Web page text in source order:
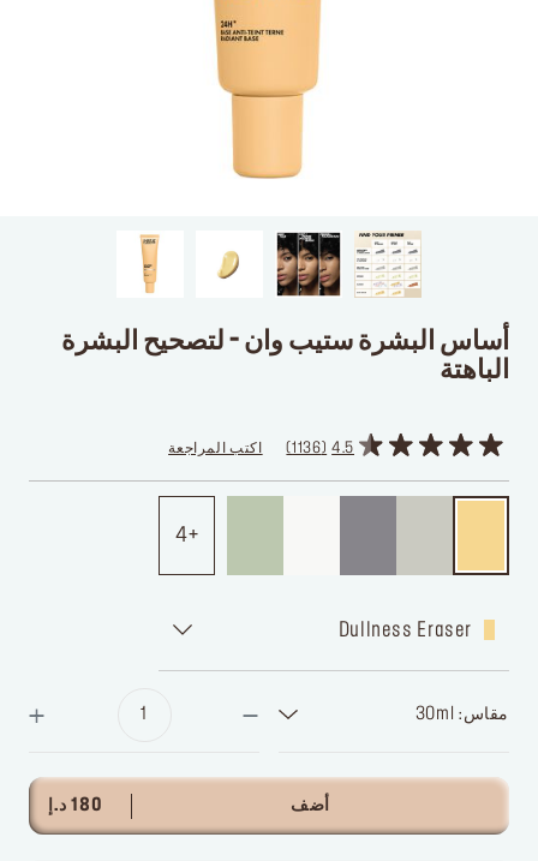
أساس البشرة ستيب وان - لتصحيح البشرة
الباهتة
4.5
1136 اكتب المراجعة
4
Dullness Eraser
مقاس: 30ml
أضف 180 د.إ